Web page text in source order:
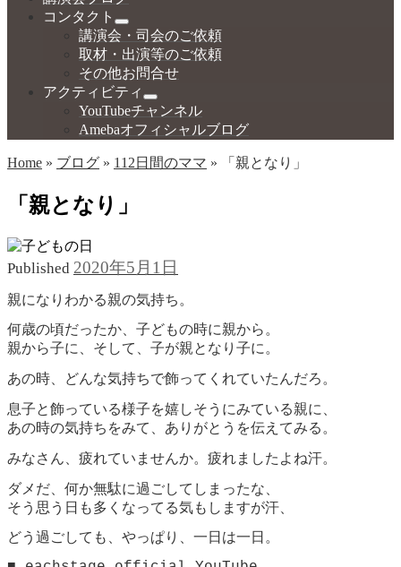
コンタクト
講演会・司会のご依頼
取材・出演等のご依頼
その他お問合せ
アクティビティ
YouTubeチャンネル
Amebaオフィシャルブログ
Home » ブログ » 112日間のママ » 「親となり」
「親となり」
Published 2020年5月1日
親になりわかる親の気持ち。
何歳の頃だったか、子どもの時に親から。
親から子に、そして、子が親となり子に。
あの時、どんな気持ちで飾ってくれていたんだろ。
息子と飾っている様子を嬉しそうにみている親に、
あの時の気持ちをみて、ありがとうを伝えてみる。
みなさん、疲れていませんか。疲れましたよね汗。
ダメだ、何か無駄に過ごしてしまったな、
そう思う日も多くなってる気もしますが汗、
どう過ごしても、やっぱり、一日は一日。